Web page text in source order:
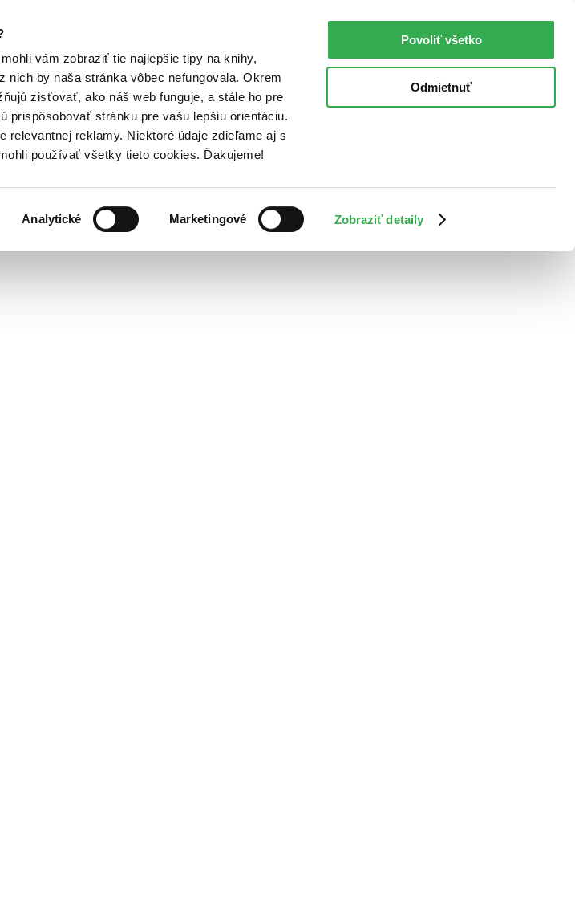
vám zobraziť tie najlepšie tipy na knihy,
nich by naša stránka vôbec nefungovala. Okrem
zisťovať, ako náš web funguje, a stále ho pre
prispôsobovať stránku pre vašu lepšiu orientáciu.
relevantnej reklamy. Niektoré údaje zdieľame aj s
používať všetky tieto cookies. Ďakujeme!
Analytické Marketingové Zobraziť detaily
Povoliť všetko
Odmietnuť